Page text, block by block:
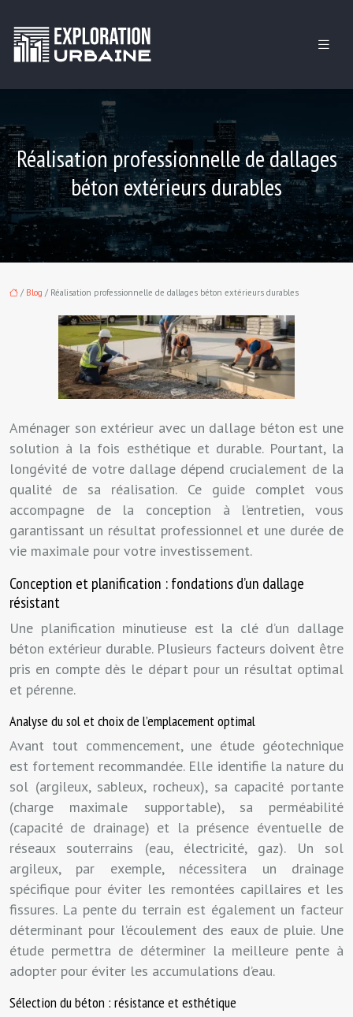
Réalisation professionnelle de dallages
béton extérieurs durables
/ Blog / Réalisation professionnelle de dallages béton extérieurs durables
Aménager son extérieur avec un dallage béton est une
solution à la fois esthétique et durable. Pourtant, la
longévité de votre dallage dépend crucialement de la
qualité de sa réalisation. Ce guide complet vous
accompagne de la conception à l’entretien, vous
garantissant un résultat professionnel et une durée de
vie maximale pour votre investissement.
Conception et planification : fondations d’un dallage
résistant
Une planification minutieuse est la clé d’un dallage
béton extérieur durable. Plusieurs facteurs doivent être
pris en compte dès le départ pour un résultat optimal
et pérenne.
Analyse du sol et choix de l’emplacement optimal
Avant tout commencement, une étude géotechnique
est fortement recommandée. Elle identifie la nature du
sol (argileux, sableux, rocheux), sa capacité portante
(charge maximale supportable), sa perméabilité
(capacité de drainage) et la présence éventuelle de
réseaux souterrains (eau, électricité, gaz). Un sol
argileux, par exemple, nécessitera un drainage
spécifique pour éviter les remontées capillaires et les
fissures. La pente du terrain est également un facteur
déterminant pour l’écoulement des eaux de pluie. Une
étude permettra de déterminer la meilleure pente à
adopter pour éviter les accumulations d’eau.
Sélection du béton : résistance et esthétique